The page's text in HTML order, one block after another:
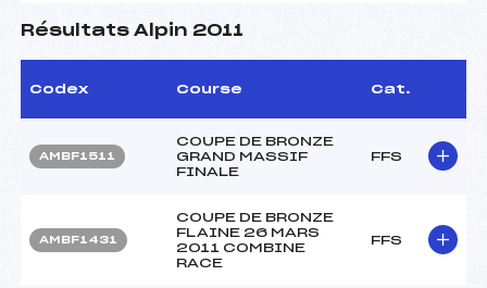
Résultats Alpin 2011
Codex Course Cat.
AMBF1511
COUPE DE BRONZE
GRAND MASSIF
FINALE
FFS
AMBF1431
COUPE DE BRONZE
FLAINE 26 MARS
2011 COMBINE
RACE
FFS